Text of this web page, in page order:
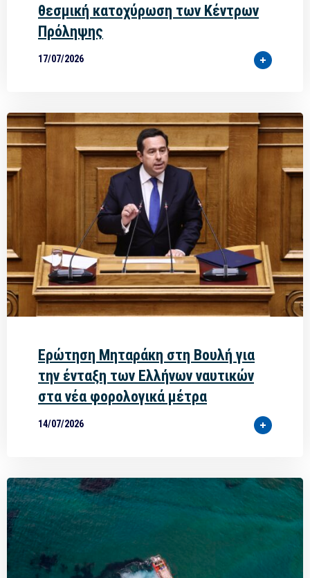
θεσμική κατοχύρωση των Κέντρων
Πρόληψης
17/07/2026
Ερώτηση Μηταράκη στη Βουλή για
την ένταξη των Ελλήνων ναυτικών
στα νέα φορολογικά μέτρα
14/07/2026